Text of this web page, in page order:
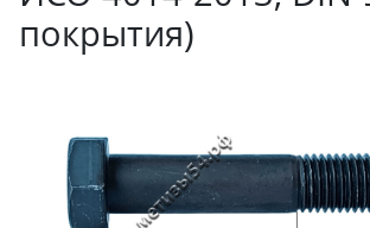
покрытия)